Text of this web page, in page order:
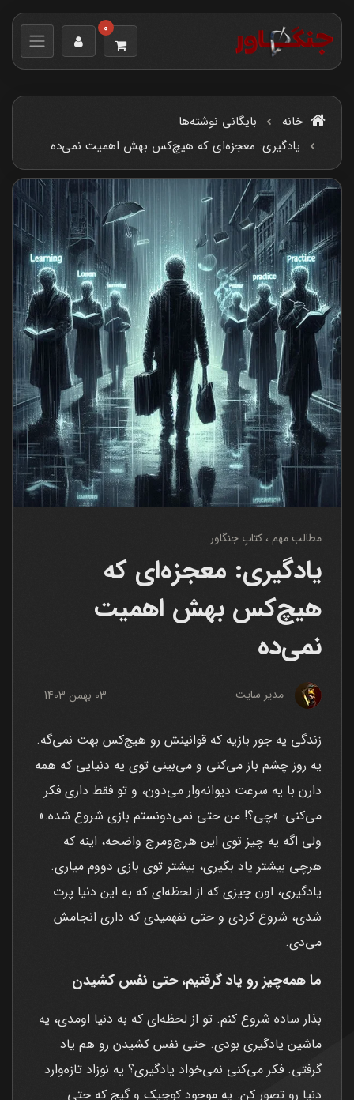
0
خانه
بایگانی نوشته‌ها
یادگیری: معجزه‌ای که هیچ‌کس بهش اهمیت نمی‌ده
مطالب مهم کتابِ جنگاور
یادگیری: معجزه‌ای که
هیچ‌کس بهش اهمیت
نمی‌ده
مدیر سایت 03 بهمن 1403
زندگی یه جور بازیه که قوانینش رو هیچ‌کس بهت نمی‌گه.
یه روز چشم باز می‌کنی و می‌بینی توی یه دنیایی که همه
دارن با یه سرعت دیوانه‌وار می‌دون، و تو فقط داری فکر
می‌کنی: «چی؟! من حتی نمی‌دونستم بازی شروع شده.»
ولی اگه یه چیز توی این هرج‌ومرج واضحه، اینه که
هرچی بیشتر یاد بگیری، بیشتر توی بازی دووم میاری.
یادگیری، اون چیزی که از لحظه‌ای که به این دنیا پرت
شدی، شروع کردی و حتی نفهمیدی که داری انجامش
می‌دی.
ما همه‌چیز رو یاد گرفتیم، حتی نفس کشیدن
بذار ساده شروع کنم. تو از لحظه‌ای که به دنیا اومدی، یه
ماشین یادگیری بودی. حتی نفس کشیدن رو هم یاد
گرفتی. فکر می‌کنی نمی‌خواد یادگیری؟ یه نوزاد تازه‌وارد
دنیا رو تصور کن. یه موجود کوچیک و گیج که حتی